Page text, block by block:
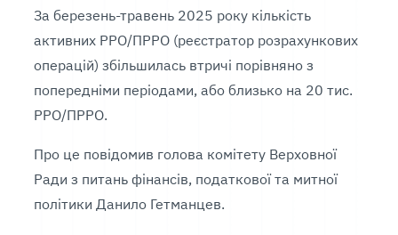
За березень-травень 2025 року кількість
активних РРО/ПРРО (реєстратор розрахункових
операцій) збільшилась втричі порівняно з
попередніми періодами, або близько на 20 тис.
РРО/ПРРО.
Про це повідомив голова комітету Верховної
Ради з питань фінансів, податкової та митної
політики Данило Гетманцев.